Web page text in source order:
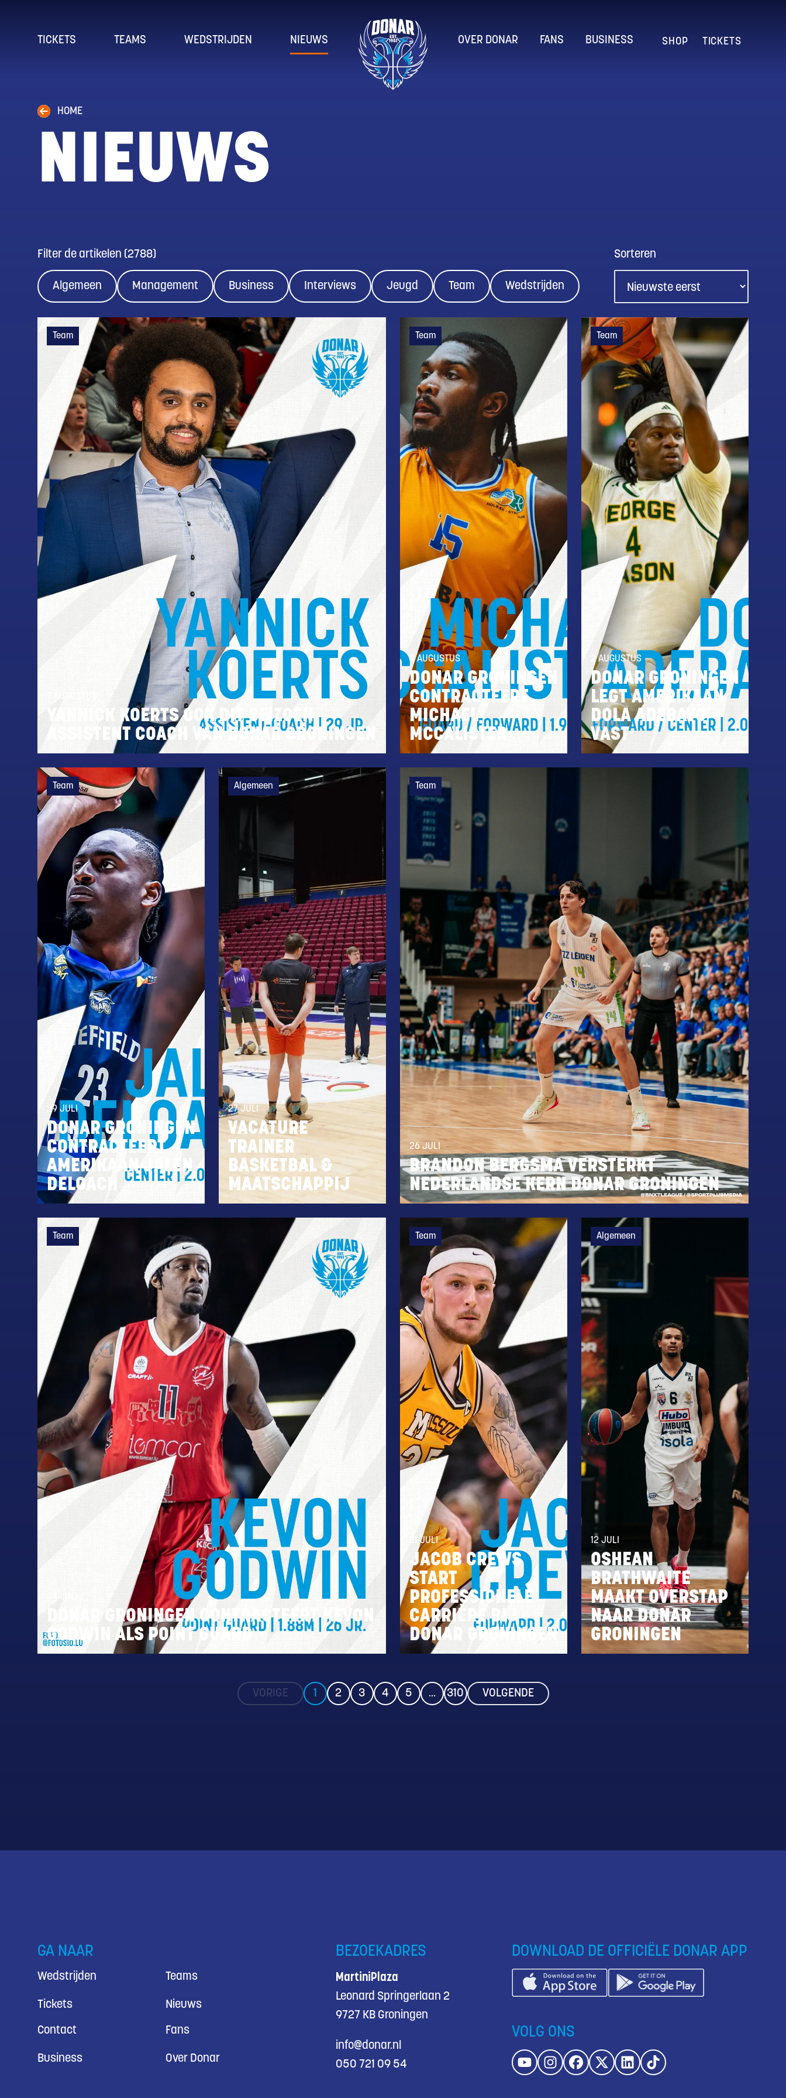
TICKETS TEAMS WEDSTRIJDEN NIEUWS OVER DONAR FANS BUSINESS SHOP TICKETS
HOME
NIEUWS
Filter de artikelen (2788)
Algemeen Management Business Interviews Jeugd Team Wedstrijden
Sorteren
Team
7 AUGUSTUS
YANNICK KOERTS OOK DIT SEIZOEN
ASSISTENT COACH VAN DONAR GRONINGEN
Team
4 AUGUSTUS
DONAR GRONINGEN
CONTRACTEERT
MICHAEL
MCCALISTER
Team
2 AUGUSTUS
DONAR GRONINGEN
LEGT AMERIKAAN
DOLA ADEBAYO
VAST
Team
29 JULI
DONAR GRONINGEN
CONTRACTEERT
AMERIKAAN JALEN
DELOACH
Algemeen
27 JULI
VACATURE
TRAINER
BASKETBAL &
MAATSCHAPPIJ
Team
26 JULI
BRANDON BERGSMA VERSTERKT
NEDERLANDSE KERN DONAR GRONINGEN
Team
DONAR GRONINGEN CONTRACTEERT KEVON
GODWIN ALS POINT GUARD
Team
21 JULI
JACOB CREWS
START
PROFESSIONELE
CARRIÈRE BIJ
DONAR GRONINGEN
Algemeen
12 JULI
OSHEAN
BRATHWAITE
MAAKT OVERSTAP
NAAR DONAR
GRONINGEN
VORIGE 1 2 3 4 5 ... 310 VOLGENDE
GA NAAR
Wedstrijden Teams
Tickets Nieuws
Contact Fans
Business Over Donar
BEZOEKADRES
MartiniPlaza
Leonard Springerlaan 2
9727 KB Groningen
info@donar.nl
050 721 09 54
DOWNLOAD DE OFFICIËLE DONAR APP
VOLG ONS